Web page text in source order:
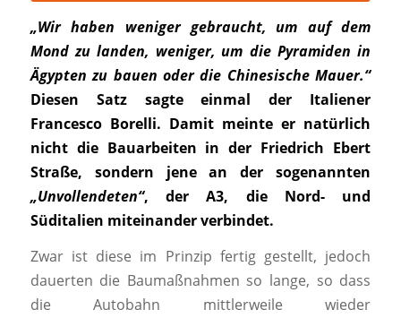
„Wir haben weniger gebraucht, um auf dem
Mond zu landen, weniger, um die Pyramiden in
Ägypten zu bauen oder die Chinesische Mauer.“
Diesen Satz sagte einmal der Italiener
Francesco Borelli. Damit meinte er natürlich
nicht die Bauarbeiten in der Friedrich Ebert
Straße, sondern jene an der sogenannten
„Unvollendeten“, der A3, die Nord- und
Süditalien miteinander verbindet.
Zwar ist diese im Prinzip fertig gestellt, jedoch
dauerten die Baumaßnahmen so lange, so dass
die Autobahn mittlerweile wieder